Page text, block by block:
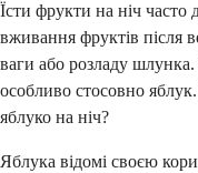
Їсти фрукти на ніч
вживання фруктів після
ваги або розладу
особливо стосовно
яблуко на ніч?
Яблука відомі своєю